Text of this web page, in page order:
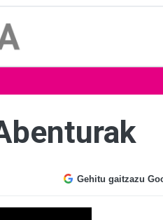
Gehitu gaitzazu